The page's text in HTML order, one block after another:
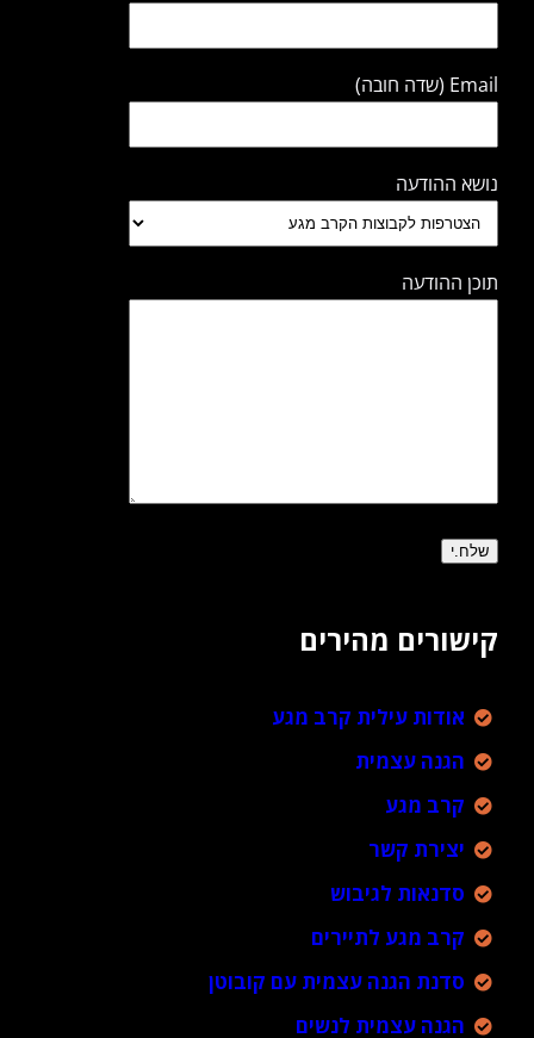
Email (שדה חובה)
נושא ההודעה
תוכן ההודעה
קישורים מהירים
אודות עילית קרב מגע
הגנה עצמית
קרב מגע
יצירת קשר
סדנאות לגיבוש
קרב מגע לתיירים
סדנת הגנה עצמית עם קובוטן
הגנה עצמית לנשים